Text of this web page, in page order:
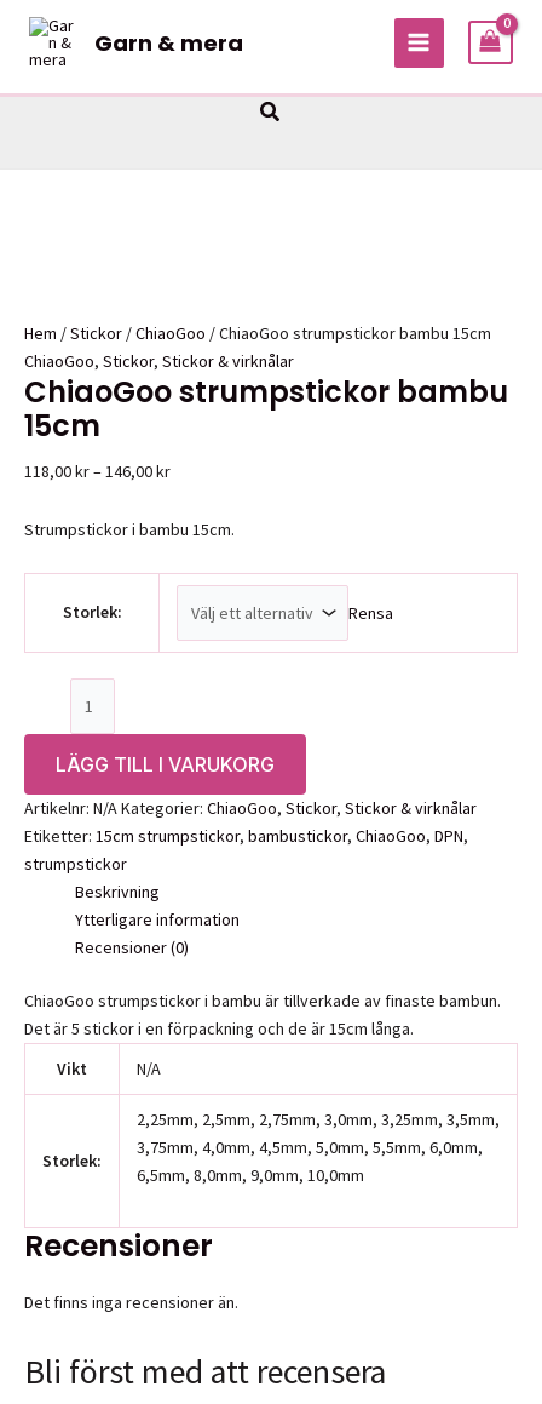
Hoppa
innehåll
Garn & mera
MAIN
Sök
Hem /Stickor /ChiaoGoo / ChiaoGoo strumpstickor bambu 15cm
ChiaoGoo, Stickor, Stickor & virknålar
ChiaoGoo strumpstickor bambu
15cm
118,00kr–146,00krPrisintervall:
till
Strumpstickor i bambu 15cm.
Storlek: Rensa
strumpstickor
15cm
mängd
LÄGG TILL I VARUKORG
Artikelnr: N/AKategorier: ChiaoGoo, Stickor, Stickor & virknålar
Etiketter: 15cm strumpstickor, bambustickor, ChiaoGoo, DPN,
strumpstickor
Beskrivning
Ytterligare information
Recensioner (0)
ChiaoGoo strumpstickor i bambu är tillverkade av finaste bambun.
Det är 5 stickor i en förpackning och de är 15cm långa.
Vikt
N/A
Storlek:
2,25mm, 2,5mm, 2,75mm, 3,0mm, 3,25mm, 3,5mm,
3,75mm, 4,0mm, 4,5mm, 5,0mm, 5,5mm, 6,0mm,
6,5mm, 8,0mm, 9,0mm, 10,0mm
Recensioner
Det finns inga recensioner än.
Bli först med att recensera